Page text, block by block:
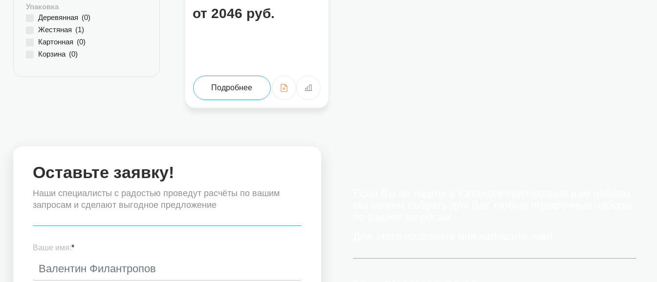
Упаковка
Деревянная (0)
Жестяная (1)
Картонная (0)
Корзина (0)
от 2046 руб.
Подробнее
Оставьте заявку!
Наши специалисты с радостью проведут расчёты по вашим
запросам и сделают выгодное предложение
Ваше имя:*